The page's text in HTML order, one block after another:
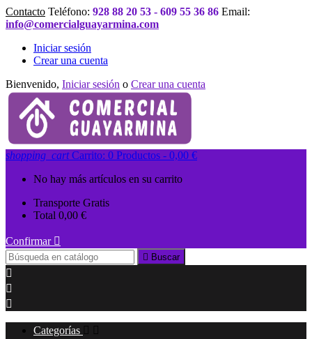
Contacto Teléfono: 928 88 20 53 - 609 55 36 86 Email:
info@comercialguayarmina.com
Iniciar sesión
Crear una cuenta
Bienvenido, Iniciar sesión o Crear una cuenta
shopping_cart Carrito: 0 Productos - 0,00 €
No hay más artículos en su carrito
Transporte Gratis
Total 0,00 €
Confirmar 
 Buscar



Categorías  